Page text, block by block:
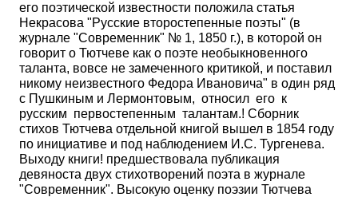
его поэтической известности положила статья
Некрасова "Русские второстепенные поэты" (в
журнале "Современник" № 1, 1850 г.), в которой он
говорит о Тютчеве как о поэте необыкновен­ного
таланта, вовсе не замеченного критикой, и поставил
никому неизвестного Федора Ивановича" в один ряд
с Пушкиным и Лермонтовым, относил его к
русским первостепенным талантам.! Сборник
стихов Тютчева отдельной книгой вышел в 1854 году
по инициативе и под наблюдением И.С. Тургенева.
Выходу книги! предшествовала публикация
девяноста двух стихотворений поэта в журнале
"Современник". Высокую оценку поэзии Тютчева